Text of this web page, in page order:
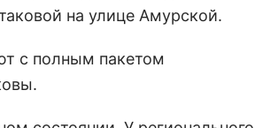
на улице Амурской.
с полным пакетом